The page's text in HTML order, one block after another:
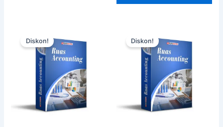
Pilihan
dapat
diambil
di
halaman
produk
Diskon! Diskon!